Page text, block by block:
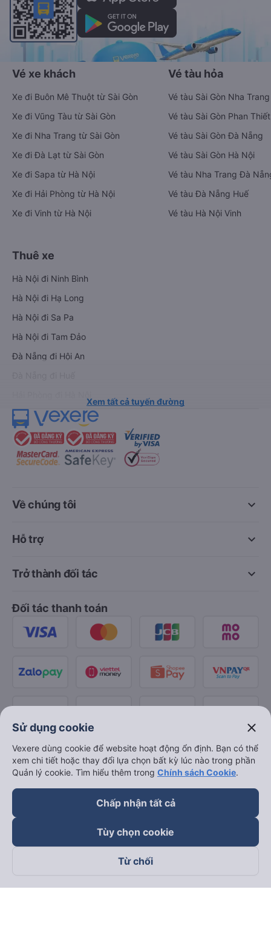
Vé xe khách
Xe đi Buôn Mê Thuột từ Sài Gòn
Xe đi Vũng Tàu từ Sài Gòn
Xe đi Nha Trang từ Sài Gòn
Xe đi Đà Lạt từ Sài Gòn
Xe đi Sapa từ Hà Nội
Xe đi Hải Phòng từ Hà Nội
Xe đi Vinh từ Hà Nội
Vé tàu hỏa
Vé tàu Sài Gòn Nha Trang
Vé tàu Sài Gòn Phan Thiết
Vé tàu Sài Gòn Đà Nẵng
Vé tàu Sài Gòn Hà Nội
Vé tàu Nha Trang Đà
Vé tàu Đà Nẵng Huế
Vé tàu Hà Nội Vinh
Thuê xe
Hà Nội đi Ninh Bình
Hà Nội đi Hạ Long
Hà Nội đi Sa Pa
Hà Nội đi Tam Đảo
Đà Nẵng đi Hội An
Xem tất cả tuyến đường
keyboard_arrow_down
Về chúng tôi
keyboard_arrow_down
Hỗ trợ
keyboard_arrow_down
Trở thành đối tác
Đối tác thanh toán
Theo dõi chúng tôi trên
Sử dụng cookie close
Vexere dùng cookie để website hoạt động ổn định. Bạn có thể
xem chi tiết hoặc thay đổi lựa chọn bất kỳ lúc nào trong phần
Quản lý cookie. Tìm hiểu thêm trong Chính sách Cookie.
Chấp nhận tất cả
Tùy chọn cookie
Từ chối